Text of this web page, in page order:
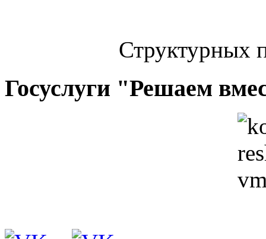
Структурных
Госуслуги "Решаем